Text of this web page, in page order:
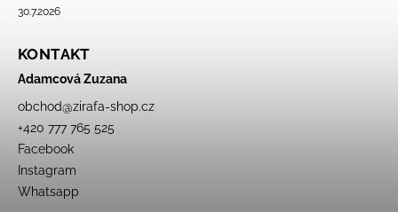
30.7.2026
KONTAKT
Adamcová Zuzana
obchod@zirafa-shop.cz
+420 777 765 525
Facebook
Instagram
Whatsapp